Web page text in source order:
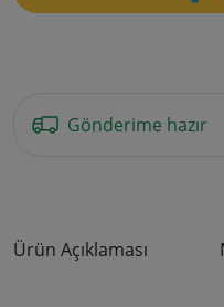
Gönderime hazır
Ürün Açıklaması